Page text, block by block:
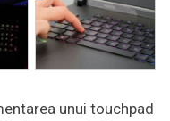
unui touchpad